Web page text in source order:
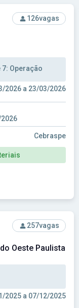
S.A.
126vagas
Operação
2026 a 23/03/2026
Cebraspe
do
257vagas
Oeste Paulista
2025 a 07/12/2025